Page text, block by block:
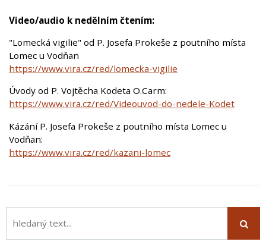
Video/audio k nedělním čtením:
"Lomecká vigilie" od P. Josefa Prokeše z poutního místa
Lomec u Vodňan
https://www.vira.cz/red/lomecka-vigilie
Úvody od P. Vojtěcha Kodeta O.Carm:
https://www.vira.cz/red/Videouvod-do-nedele-Kodet
Kázání P. Josefa Prokeše z poutního místa Lomec u
Vodňan:
https://www.vira.cz/red/kazani-lomec